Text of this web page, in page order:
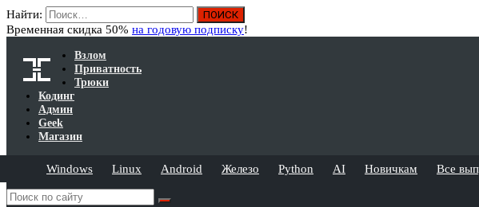
Найти:
Временная скидка 50% на годовую подписку!
Взлом
Приватность
Трюки
Кодинг
Админ
Geek
Магазин
Windows Linux Android Железо Python AI Новичкам Все